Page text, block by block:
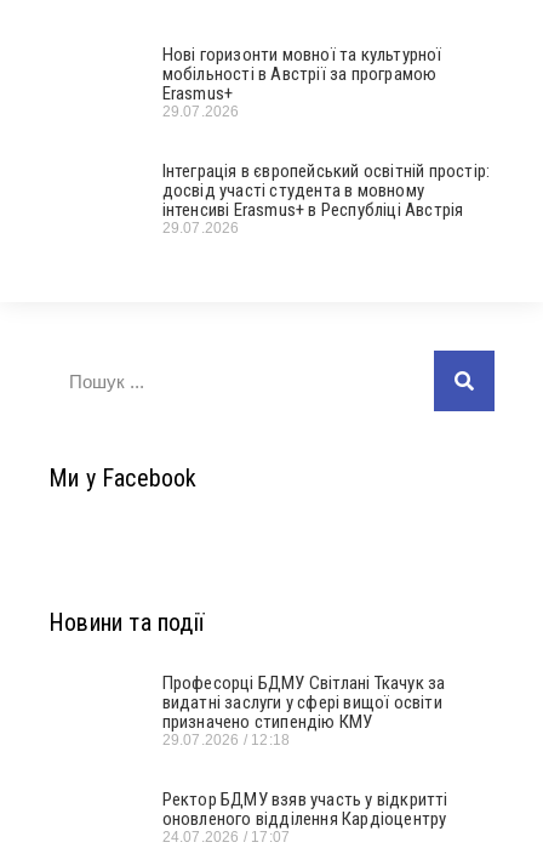
Нові горизонти мовної та культурної
мобільності в Австрії за програмою
Erasmus+
29.07.2026
Інтеграція в європейський освітній простір:
досвід участі студента в мовному
інтенсиві Erasmus+ в Республіці Австрія
29.07.2026
Ми у Facebook
Новини та події
Професорці БДМУ Світлані Ткачук за
видатні заслуги у сфері вищої освіти
призначено стипендію КМУ
29.07.2026 12:18
Ректор БДМУ взяв участь у відкритті
оновленого відділення Кардіоцентру
24.07.2026 17:07